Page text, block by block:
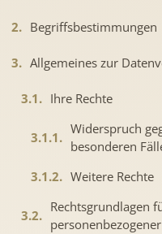
2. Begriffsbestimmungen
3. Allgemeines zur
3.1. Ihre Rechte
3.1.1.
Widerspruch
besonderen
3.1.2. Weitere Rechte
3.2.
Rechtsgrundlagen